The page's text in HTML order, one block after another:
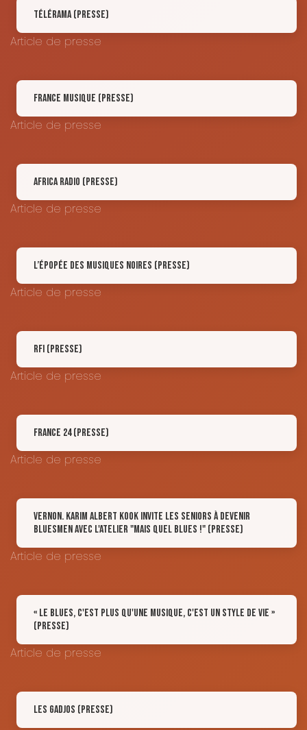
Télérama (Presse)
Article de presse
France Musique (Presse)
Article de presse
Africa Radio (Presse)
Article de presse
L’épopée des Musiques Noires (Presse)
Article de presse
RFI (Presse)
Article de presse
France 24 (Presse)
Article de presse
Vernon. Karim Albert Kook invite les seniors à devenir
bluesmen avec l'atelier "Mais quel blues !" (Presse)
Article de presse
« Le blues, c'est plus qu'une musique, c'est un style de vie »
(Presse)
Article de presse
LES GADJOS (Presse)